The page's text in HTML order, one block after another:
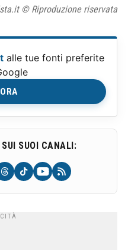
© Riproduzione riservata
alle tue fonti preferite
SUOI CANALI: